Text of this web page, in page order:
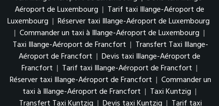
Aéroport de Luxembourg | Tarif taxi Illange-Aéroport de
Luxembourg | Réserver taxi Illange-Aéroport de Luxembourg
| Commander un taxi à Illange-Aéroport de Luxembourg |
Taxi Illange-Aéroport de Francfort | Transfert Taxi Illange-
Aéroport de Francfort | Devis taxi Illange-Aéroport de
Francfort | Tarif taxi Illange-Aéroport de Francfort |
Réserver taxi Illange-Aéroport de Francfort | Commander un
taxi à Illange-Aéroport de Francfort | Taxi Kuntzig |